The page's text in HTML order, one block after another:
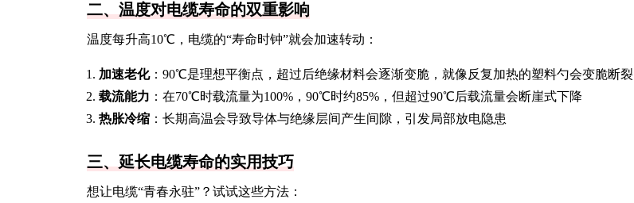
二、温度对电缆寿命的双重影响
温度每升高10℃，电缆的“寿命时钟”就会加速转动：
加速老化：90℃是理想平衡点，超过后绝缘材料会逐渐变脆，就像反复加热的塑料勺会变脆断裂
载流能力 ：在70℃时载流量为100%，90℃时约85%，但超过90℃后载流量会断崖式下降
热胀冷缩 ：长期高温会导致导体与绝缘层间产生间隙，引发局部放电隐患
三、延长电缆寿命的实用技巧
想让电缆“青春永驻”？试试这些方法：